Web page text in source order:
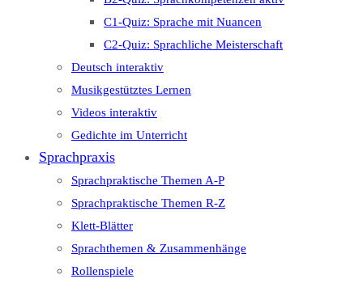
C1-Quiz: Sprache mit Nuancen
C2-Quiz: Sprachliche Meisterschaft
Deutsch interaktiv
Musikgestütztes Lernen
Videos interaktiv
Gedichte im Unterricht
Sprachpraxis
Sprachpraktische Themen A-P
Sprachpraktische Themen R-Z
Klett-Blätter
Sprachthemen & Zusammenhänge
Rollenspiele